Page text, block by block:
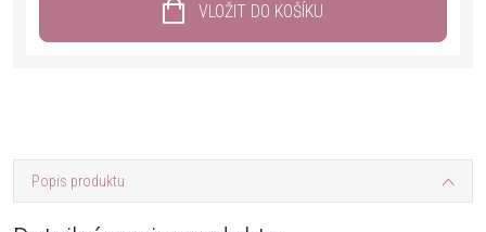
VLOŽIT DO KOŠÍKU
Popis produktu